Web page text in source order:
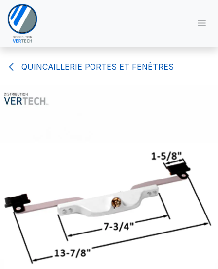
Se rendre au contenu
QUINCAILLERIE PORTES ET FENÊTRES